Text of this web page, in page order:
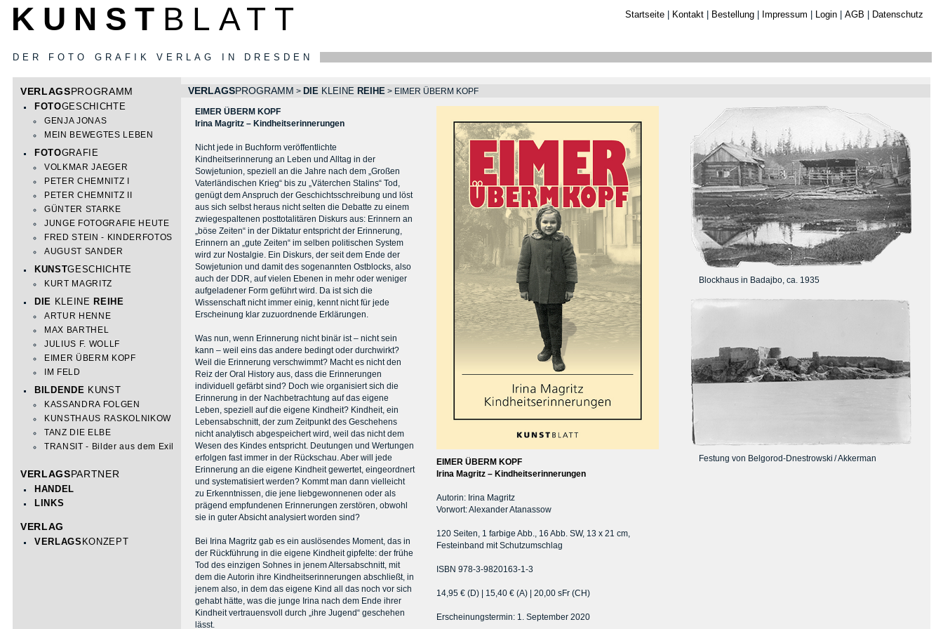
KUNST BLATT Startseite Kontakt Bestellung Impressum Login AGB Datenschutz
DER FOTO GRAFIK VERLAG IN DRESDEN
VERLAGSPROGRAMM
FOTOGESCHICHTE
GENJA JONAS
MEIN BEWEGTES LEBEN
FOTOGRAFIE
VOLKMAR JAEGER
PETER CHEMNITZ I
PETER CHEMNITZ II
GÜNTER STARKE
JUNGE FOTOGRAFIE HEUTE
FRED STEIN - KINDERFOTOS
AUGUST SANDER
KUNSTGESCHICHTE
KURT MAGRITZ
DIE KLEINE REIHE
ARTUR HENNE
MAX BARTHEL
JULIUS F. WOLLF
EIMER ÜBERM KOPF
IM FELD
BILDENDE KUNST
KASSANDRA FOLGEN
KUNSTHAUS RASKOLNIKOW
TANZ DIE ELBE
TRANSIT - Bilder aus dem Exil
VERLAGSPARTNER
HANDEL
LINKS
VERLAG
VERLAGS KONZEPT
VERLAGSPROGRAMM > DIE KLEINE REIHE > EIMER ÜBERM KOPF
EIMER ÜBERM KOPF
Irina Magritz – Kindheitserinnerungen
Nicht jede in Buchform veröffentlichte
Kindheitserinnerung an Leben und Alltag in der
Sowjetunion, speziell an die Jahre nach dem „Großen
Vaterländischen Krieg“ bis zu „Väterchen Stalins“ Tod,
genügt dem Anspruch der Geschichtsschreibung und löst
aus sich selbst heraus nicht selten die Debatte zu einem
zwiegespaltenen posttotalitären Diskurs aus: Erinnern an
„böse Zeiten“ in der Diktatur entspricht der Erinnerung,
Erinnern an „gute Zeiten“ im selben politischen System
wird zur Nostalgie. Ein Diskurs, der seit dem Ende der
Sowjetunion und damit des sogenannten Ostblocks, also
auch der DDR, auf vielen Ebenen in mehr oder weniger
aufgeladener Form geführt wird. Da ist sich die
Wissenschaft nicht immer einig, kennt nicht für jede
Erscheinung klar zuzuordnende Erklärungen.
Was nun, wenn Erinnerung nicht binär ist – nicht sein
kann – weil eins das andere bedingt oder durchwirkt?
Weil die Erinnerung verschwimmt? Macht es nicht den
Reiz der Oral History aus, dass die Erinnerungen
individuell gefärbt sind? Doch wie organisiert sich die
Erinnerung in der Nachbetrachtung auf das eigene
Leben, speziell auf die eigene Kindheit? Kindheit, ein
Lebensabschnitt, der zum Zeitpunkt des Geschehens
nicht analytisch abgespeichert wird, weil das nicht dem
Wesen des Kindes entspricht. Deutungen und Wertungen
erfolgen fast immer in der Rückschau. Aber will jede
Erinnerung an die eigene Kindheit gewertet, eingeordnert
und systematisiert werden? Kommt man dann vielleicht
zu Erkenntnissen, die jene liebgewonnenen oder als
prägend empfundenen Erinnerungen zerstören, obwohl
sie in guter Absicht analysiert worden sind?
Bei Irina Magritz gab es ein auslösendes Moment, das in
der Rückführung in die eigene Kindheit gipfelte: der frühe
Tod des einzigen Sohnes in jenem Altersabschnitt, mit
dem die Autorin ihre Kindheitserinnerungen abschließt, in
jenem also, in dem das eigene Kind all das noch vor sich
gehabt hätte, was die junge Irina nach dem Ende ihrer
Kindheit vertrauensvoll durch „ihre Jugend“ geschehen
lässt.
EIMER ÜBERM KOPF
Irina Magritz – Kindheitserinnerungen
Autorin: Irina Magritz
Vorwort: Alexander Atanassow
120 Seiten, 1 farbige Abb., 16 Abb. SW, 13 x 21 cm,
Festeinband mit Schutzumschlag
ISBN 978-3-9820163-1-3
14,95 € (D) | 15,40 € (A) | 20,00 sFr (CH)
Erscheinungstermin: 1. September 2020
Blockhaus in Badajbo, ca. 1935
Festung von Belgorod-Dnestrowski / Akkerman